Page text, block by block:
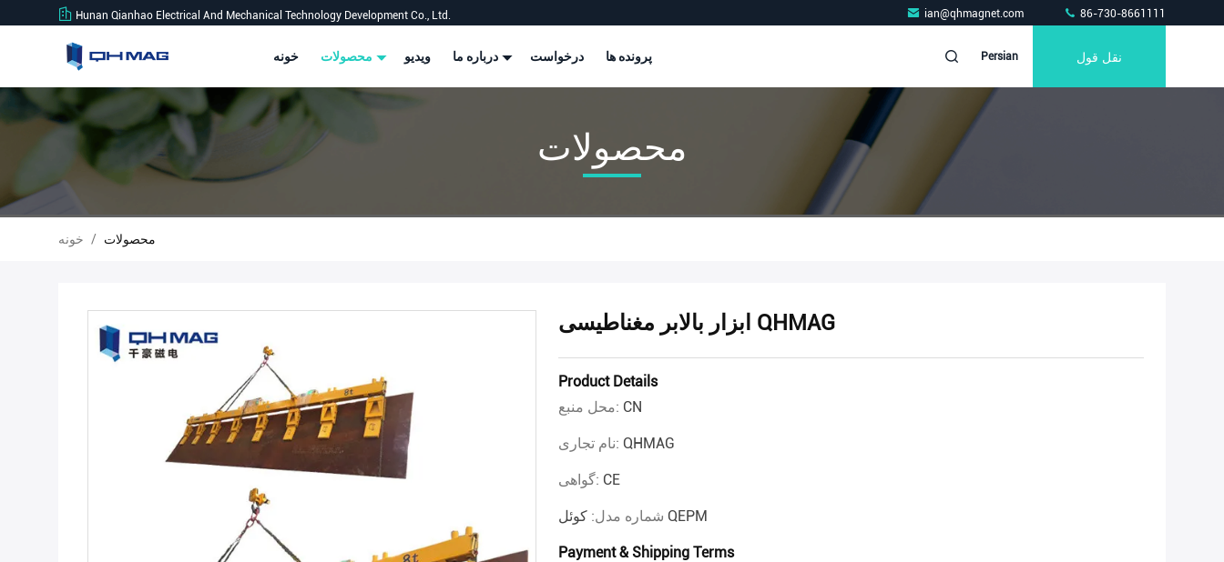
Hunan Qianhao Electrical And Mechanical Technology Development Co., Ltd. ian@qhmagnet.com 86-730-8661111
خونه ویدیو درخواست پرونده ها Persian نقل قول
محصولات
خونه / محصولات
ابزار بالابر مغناطیسی QHMAG
Product Details
محل منبع: CN
نام تجاری: QHMAG
گواهی: CE
شماره مدل: کوئل QEPM
Payment & Shipping Terms